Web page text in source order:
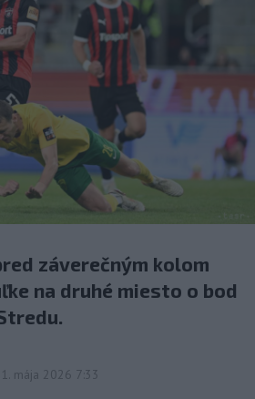
záverečným kolom
na druhé miesto o bod
mája 2026 7:33